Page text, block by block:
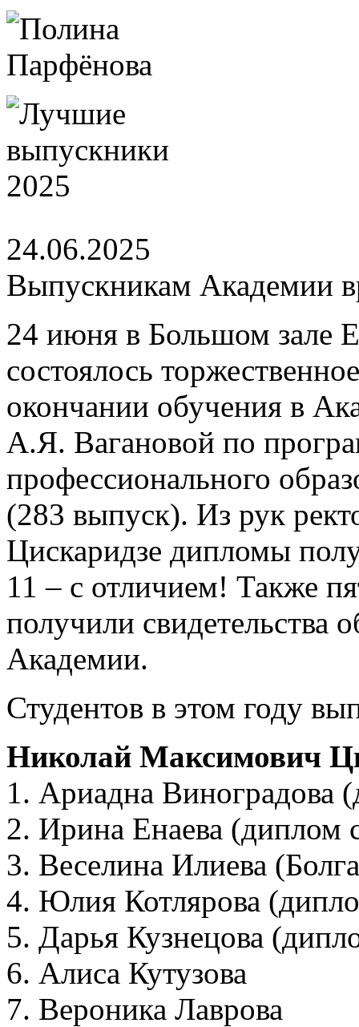
24.06.2025
Выпускникам Академии
24 июня в Большом зале
состоялось
окончании обучения в
А.Я. Вагановой по
профессионального
(283 выпуск). Из рук
Цискаридзе дипломы
11 – с отличием! Также
получили свидетельства
Академии.
Студентов в этом году
Николай Максимович
1. Ариадна Виноградова
2. Ирина Енаева (диплом
3. Веселина Илиева
4. Юлия Котлярова
5. Дарья Кузнецова
6. Алиса Кутузова
7. Вероника Лаврова